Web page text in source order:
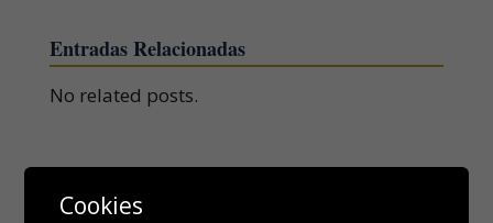
Entradas Relacionadas
No related posts.
Cookies